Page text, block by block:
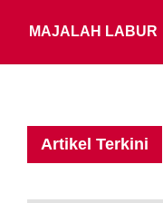
MAJALAH LABUR
Artikel Terkini